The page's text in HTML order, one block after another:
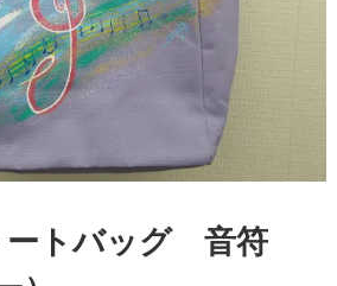
トバッグ 音符